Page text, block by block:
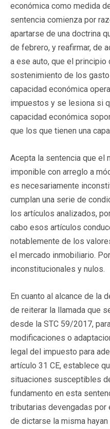
económica como medida
sentencia comienza por
apartarse de una doctrina
de febrero, y reafirmar, de
a ese auto, que el
sostenimiento de los
capacidad económica
impuestos y se lesiona si
capacidad económica
que los que tienen una
Acepta la sentencia que el
imponible con arreglo a
es necesariamente
cumplan una serie de
los artículos analizados,
cabo esos artículos
notablemente de los
el mercado inmobiliario.
inconstitucionales y nulos.
En cuanto al alcance de la
de reiterar la llamada que
desde la STC 59/2017,
modificaciones o
legal del impuesto para
artículo 31 CE, establece
situaciones susceptibles
fundamento en esta
tributarias devengadas
de dictarse la misma